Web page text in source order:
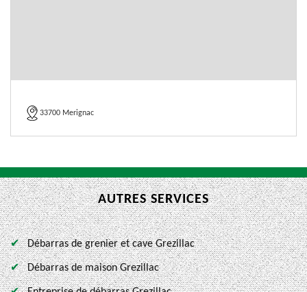
33700 Merignac
AUTRES SERVICES
Débarras de grenier et cave Grezillac
Débarras de maison Grezillac